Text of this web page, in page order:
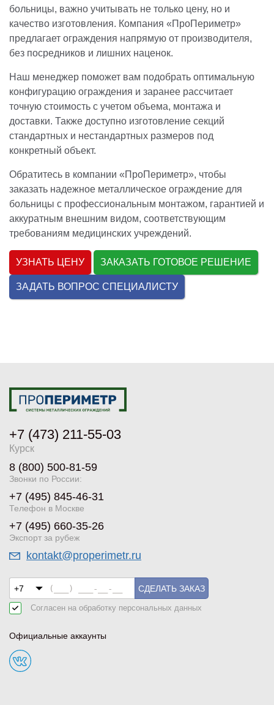
больницы, важно учитывать не только цену, но и
качество изготовления. Компания «ПроПериметр»
предлагает ограждения напрямую от производителя,
без посредников и лишних наценок.
Наш менеджер поможет вам подобрать оптимальную
конфигурацию ограждения и заранее рассчитает
точную стоимость с учетом объема, монтажа и
доставки. Также доступно изготовление секций
стандартных и нестандартных размеров под
конкретный объект.
Обратитесь в компании «ПроПериметр», чтобы
заказать надежное металлическое ограждение для
больницы с профессиональным монтажом, гарантией и
аккуратным внешним видом, соответствующим
требованиям медицинских учреждений.
УЗНАТЬ ЦЕНУ ЗАКАЗАТЬ ГОТОВОЕ РЕШЕНИЕ
ЗАДАТЬ ВОПРОС СПЕЦИАЛИСТУ
+7 (473) 211-55-03
Курск
8 (800) 500-81-59
Звонки по России:
+7 (495) 845-46-31
Телефон в Москве
+7 (495) 660-35-26
Экспорт за рубеж
kontakt@properimetr.ru
СДЕЛАТЬ ЗАКАЗ
Согласен на обработку персональных данных
Официальные аккаунты